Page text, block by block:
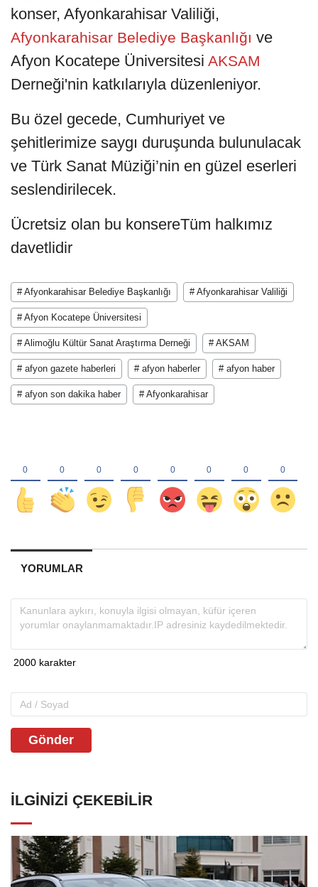
konser, Afyonkarahisar Valiliği,
Afyonkarahisar Belediye Başkanlığı ve
Afyon Kocatepe Üniversitesi AKSAM
Derneği'nin katkılarıyla düzenleniyor.
Bu özel gecede, Cumhuriyet ve
şehitlerimize saygı duruşunda bulunulacak
ve Türk Sanat Müziği’nin en güzel eserleri
seslendirilecek.
Ücretsiz olan bu konsereTüm halkımız
davetlidir
# Afyonkarahisar Belediye Başkanlığı # Afyonkarahisar Valiliği
# Afyon Kocatepe Üniversitesi
# Alimoğlu Kültür Sanat Araştırma Derneği # AKSAM
# afyon gazete haberleri # afyon haberler # afyon haber
# afyon son dakika haber # Afyonkarahisar
YORUMLAR
Gönder
İLGINIZI ÇEKEBILIR